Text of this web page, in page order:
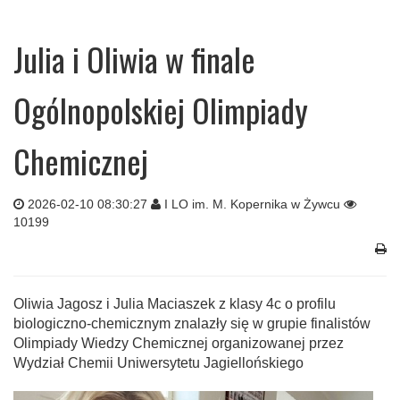
Julia i Oliwia w finale
Ogólnopolskiej Olimpiady
Chemicznej
2026-02-10 08:30:27
I LO im. M. Kopernika w Żywcu
10199
Oliwia Jagosz i Julia Maciaszek z klasy 4c o profilu
biologiczno-chemicznym znalazły się w grupie finalistów
Olimpiady Wiedzy Chemicznej organizowanej przez
Wydział Chemii Uniwersytetu Jagiellońskiego